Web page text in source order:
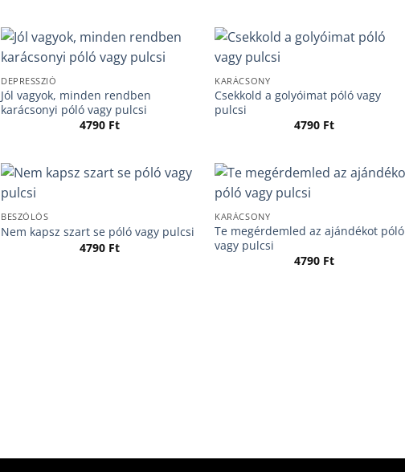
DEPRESSZIÓ
Jól vagyok, minden rendben
karácsonyi póló vagy pulcsi
4790 Ft
KARÁCSONY
Csekkold a golyóimat póló vagy
pulcsi
4790 Ft
BESZÓLÓS
Nem kapsz szart se póló vagy pulcsi
4790 Ft
KARÁCSONY
Te megérdemled az ajándékot póló
vagy pulcsi
4790 Ft